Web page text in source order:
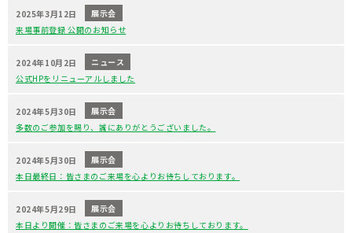
2025年3月12日
展示会
来場事前登録 公開のお知らせ
2024年10月2日
ニュース
公式HPをリニューアルしました
2024年5月30日
展示会
多数のご参加を賜り、誠にありがとうございました。
2024年5月30日
展示会
本日最終日：皆さまのご来場を心よりお待ちしております。
2024年5月29日
展示会
本日より開催：皆さまのご来場を心よりお待ちしております。